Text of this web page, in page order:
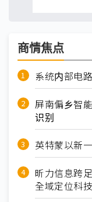
商情焦点
系统内部电
屏南偏乡智
识别
英特蒙以新
昕力信息跨
全域定位科技